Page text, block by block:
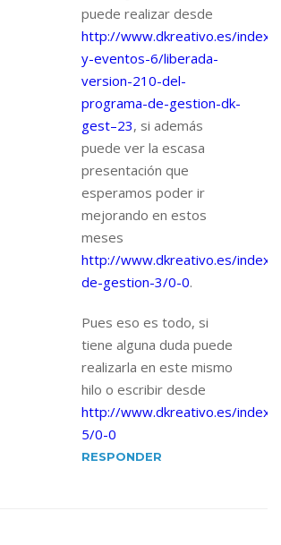
puede realizar desde
http://www.dkreativo.es/
y-eventos-6/liberada-
version-210-del-
programa-de-gestion-dk-
gest–23, si además
puede ver la escasa
presentación que
esperamos poder ir
mejorando en estos
meses
http://www.dkreativo.es/
de-gestion-3/0-0.
Pues eso es todo, si
tiene alguna duda puede
realizarla en este mismo
hilo o escribir desde
http://www.dkreativo.es/
5/0-0
RESPONDER